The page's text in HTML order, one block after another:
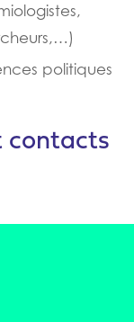
politiques
contacts